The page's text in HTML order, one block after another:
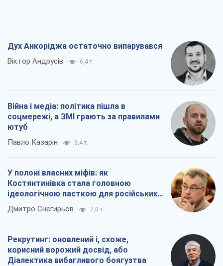
Дух Анкоріджа остаточно випарувався
Віктор Андрусів 6,4 т.
Війна і медіа: політика пішла в
соцмережі, а ЗМІ грають за правилами
ютуб
Павло Казарін 3,4 т.
У полоні власних міфів: як
Костянтинівка стала головною
ідеологічною пасткою для російських
окупантів
Дмитро Снєгирьов 7,0 т.
Рекрутинг: оновлений і, схоже,
корисний ворожий досвід, або
Діалектика вибагливого боягузтва